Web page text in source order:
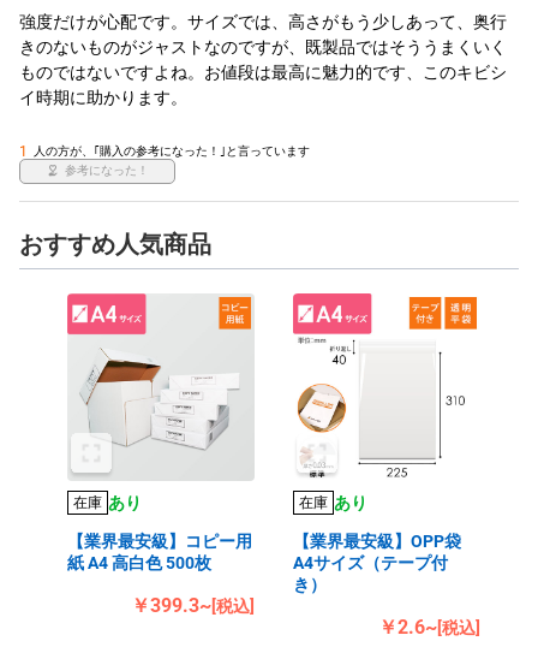
強度だけが心配です。サイズでは、高さがもう少しあって、奥行
きのないものがジャストなのですが、既製品ではそううまくいく
ものではないですよね。お値段は最高に魅力的です、このキビシ
イ時期に助かります。
1
人の方が、｢購入の参考になった！｣と言っています
参考になった！
おすすめ人気商品
在庫 あり
【業界最安級】コピー用
紙 A4 高白色 500枚
￥399.3~[税込]
在庫 あり
【業界最安級】OPP袋
A4サイズ（テープ付
き）
￥2.6~[税込]